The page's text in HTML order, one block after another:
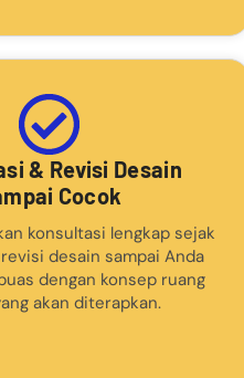
& Revisi Desain
Cocok
konsultasi lengkap sejak
desain sampai Anda
dengan konsep ruang
akan diterapkan.